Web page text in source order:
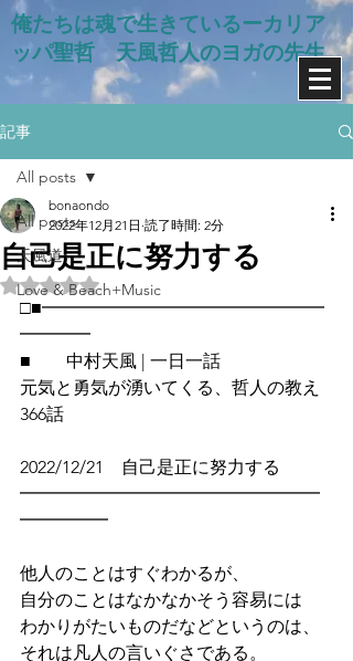
俺たちは魂で生きているー​カリア
ッパ聖哲 天風哲人のヨガの先生
記事
All posts
天風道
Love & Beach+Music
All posts
自己是正に努力する
bonaondo
2022年12月21日 読了時間: 2分
5つ星のうちNaNと評価されています。
□■━━━━━━━━━━━━━━━━
━━━━
■　　中村天風 | 一日一話
元気と勇気が湧いてくる、哲人の教え
366話
2022/12/21　自己是正に努力する
━━━━━━━━━━━━━━━━━
━━━━━
他人のことはすぐわかるが、
自分のことはなかなかそう容易には
わかりがたいものだなどというのは、
それは凡人の言いぐさである。